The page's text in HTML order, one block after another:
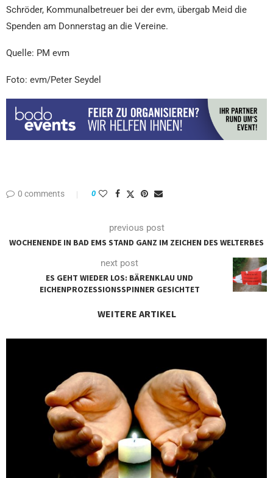
Schröder, Kommunalbetreuer bei der evm, übergab Meid die
Spenden am Donnerstag an die Vereine.
Quelle: PM evm
Foto: evm/Peter Seydel
0 comments 0
previous post
WOCHENENDE IN BAD EMS STAND GANZ IM ZEICHEN DES WELTERBES
next post
ES GEHT WIEDER LOS: BÄRENKLAU UND
EICHENPROZESSIONSSPINNER GESICHTET
WEITERE ARTIKEL